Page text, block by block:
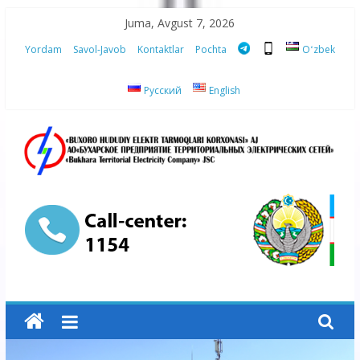
content
Juma, Avgust 7, 2026
Yordam Savol-Javob Kontaktlar Pochta Oʻzbek
Русский English
“Buxoro
hududiy
elektr
tarmoqlari